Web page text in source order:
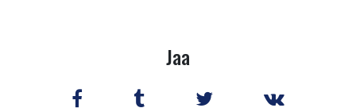
Jaa